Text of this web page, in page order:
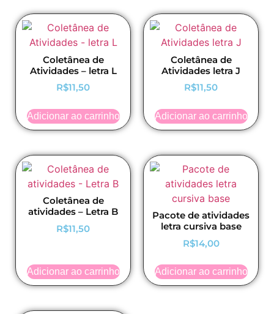
Coletânea de
Atividades – letra L
R$11,50
Adicionar ao carrinho
Coletânea de
Atividades letra J
R$11,50
Adicionar ao carrinho
Coletânea de
atividades – Letra B
R$11,50
Adicionar ao carrinho
Pacote de atividades
letra cursiva base
R$14,00
Adicionar ao carrinho